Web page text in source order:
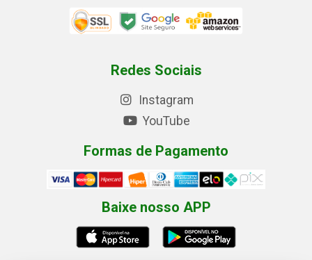
Redes Sociais
Instagram
YouTube
Formas de Pagamento
Baixe nosso APP